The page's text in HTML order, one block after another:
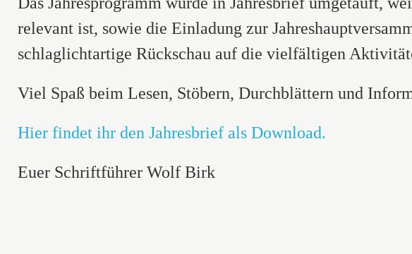
relevant ist, sowie die Einladung zur
schlaglichtartige Rückschau auf die vielfältigen
Viel Spaß beim Lesen, Stöbern, Durchblättern und
Hier findet ihr den Jahresbrief als Download.
Euer Schriftführer Wolf Birk